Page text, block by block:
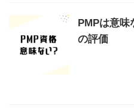
PMPは意味
の評価